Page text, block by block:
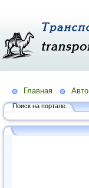
Главная Авто
Поиск на портале...